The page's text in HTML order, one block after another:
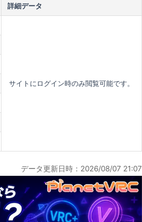
詳細データ
サイトにログイン時のみ閲覧可能です。
データ更新日時：2026/08/07 21:07